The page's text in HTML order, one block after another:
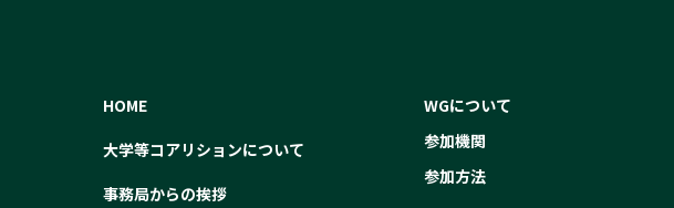
HOME
大学等コアリションについて
事務局からの挨拶
WGについて
参加機関
参加方法